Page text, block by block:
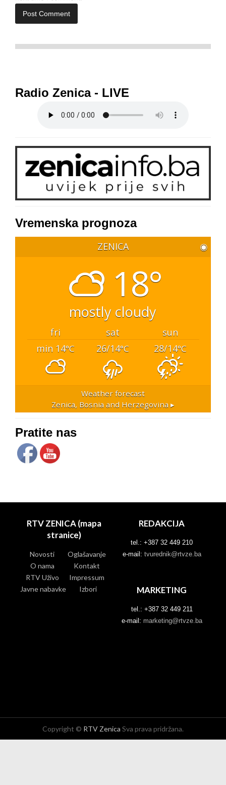
Radio Zenica - LIVE
Vremenska prognoza
ZENICA ◉
18°
mostly cloudy
fri sat
sun
min 14°C 26/14°C 28/14°C
Weather forecast
Zenica, Bosnia and Herzegovina ▸
Pratite nas
RTV ZENICA (mapa
stranice)
Novosti
Oglašavanje
O nama
Kontakt
RTV Uživo
Impressum
Javne nabavke
Izbori
REDAKCIJA
tel.: +387 32 449 210
e-mail: tvurednik@rtvze.ba
MARKETING
tel.: +387 32 449 211
e-mail: marketing@rtvze.ba
Copyright © RTV Zenica Sva prava pridržana.